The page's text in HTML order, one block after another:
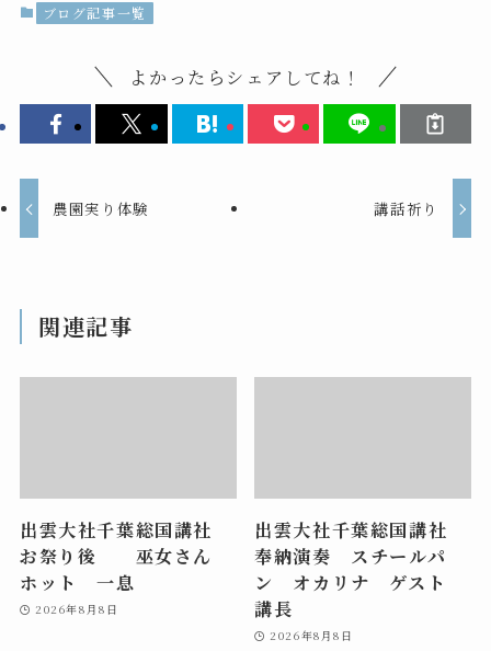
ブログ記事一覧
よかったらシェアしてね！
農園実り体験 講話祈り
関連記事
出雲大社千葉総国講社
お祭り後 巫女さん
ホット 一息
2026年8月8日
出雲大社千葉総国講社
奉納演奏 スチールパ
ン オカリナ ゲスト
講長
2026年8月8日